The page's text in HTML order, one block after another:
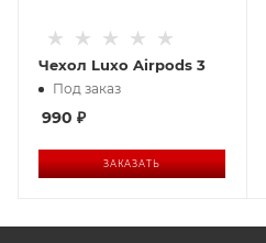
Чехол Luxo Airpods 3
Под заказ
990 ₽
ЗАКАЗАТЬ